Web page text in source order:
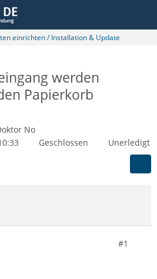
einrichten / Installation & Update
werden
Papierkorb
No
Geschlossen Unerledigt
#1